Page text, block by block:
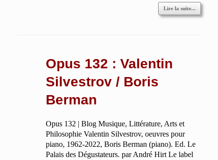
Lire la suite...
Opus 132 : Valentin
Silvestrov / Boris
Berman
Opus 132 | Blog Musique, Littérature, Arts et
Philosophie Valentin Silvestrov, oeuvres pour
piano, 1962-2022, Boris Berman (piano). Ed. Le
Palais des Dégustateurs. par André Hirt Le label